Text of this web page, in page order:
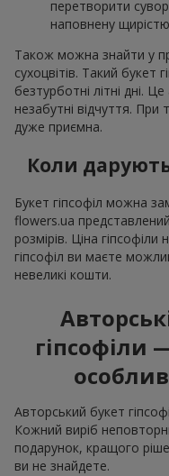
перетворити
наповнену
Також можна знайти у
сухоцвітів. Такий букет
безтурботні літні дні.
незабутні відчуття. При
дуже приємна.
Коли дарують
Букет гіпсофіл можна
flowers.ua
розмірів. Ціна
гіпсофіл ви маєте
невеликі кошти.
гіпсофіли
Авторський букет
Кожний виріб
подарунок, кращого
ви не знайдете.